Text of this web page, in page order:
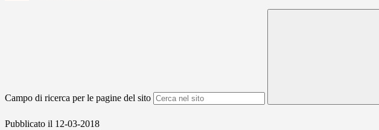
Campo di ricerca per le pagine del sito
Pubblicato il 12-03-2018